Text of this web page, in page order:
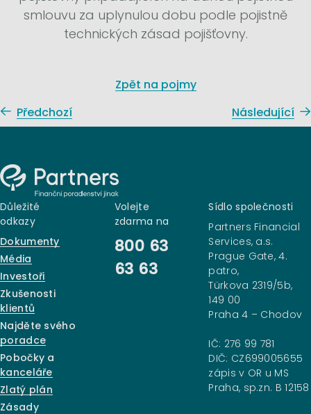
smlouvu za uplynulou dobu podle pojistně
technických zásad pojišťovny.
Zpět na pojmy
Předchozí
Následující
Důležité
odkazy
Dokumenty
Média
Investoři
Zkušenosti
klientů
Najděte svého
poradce
Pobočky a
kanceláře
Zlatý plán
Zásady
Volejte
zdarma na
800 63
63 63
Sídlo společnosti
Partners Financial
Services, a.s.
Prague Gate, 4.
patro,
Türkova 2319/5b,
149 00
Praha 4 – Chodov
IČ: 276 99 781
DIČ: CZ699005655
zápis v OR u MS
Praha, sp.zn. B 12158